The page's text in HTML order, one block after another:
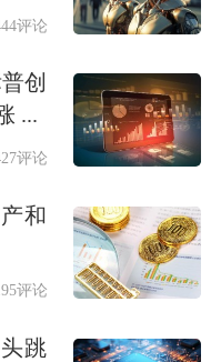
评论
创
...
评论
和
评论
跳